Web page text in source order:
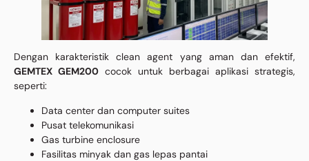
Dengan karakteristik clean agent yang aman dan efektif,
GEMTEX GEM200 cocok untuk berbagai aplikasi strategis,
seperti:
Data center dan computer suites
Pusat telekomunikasi
Gas turbine enclosure
Fasilitas minyak dan gas lepas pantai